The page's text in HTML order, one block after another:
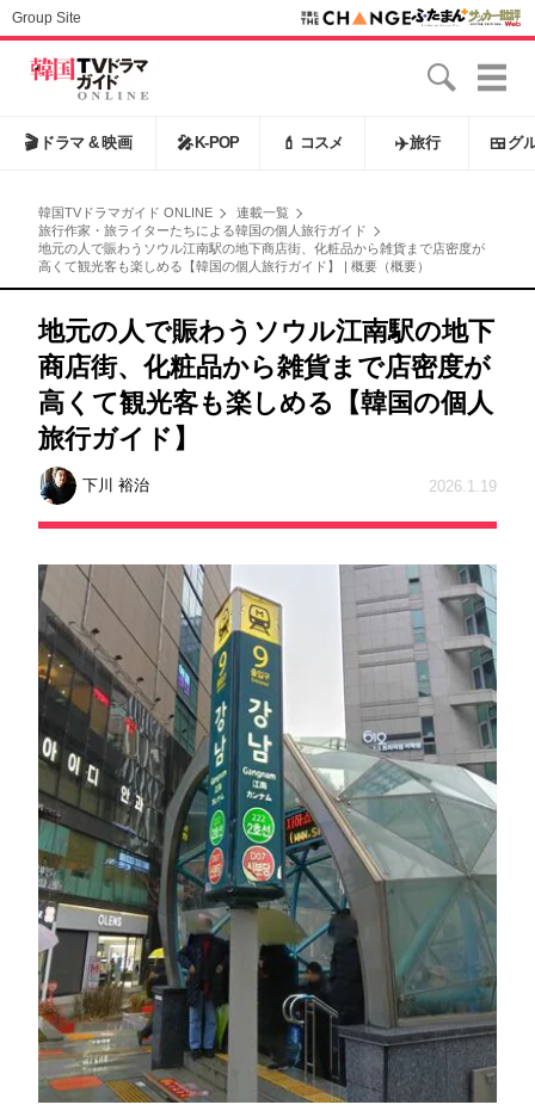
Group Site
🎬 ドラマ & 映画 🎤 K-POP 💄 コスメ ✈️旅行 🍱 グ
韓国TVドラマガイド ONLINE
連載一覧
旅行作家・旅ライターたちによる韓国の個人旅行ガイド
地元の人で賑わうソウル江南駅の地下商店街、化粧品から雑貨まで店密度が
高くて観光客も楽しめる【韓国の個人旅行ガイド】 | 概要（概要）
地元の人で賑わうソウル江南駅の地下
商店街、化粧品から雑貨まで店密度が
高くて観光客も楽しめる【韓国の個人
旅行ガイド】
下川 裕治 2026.1.19